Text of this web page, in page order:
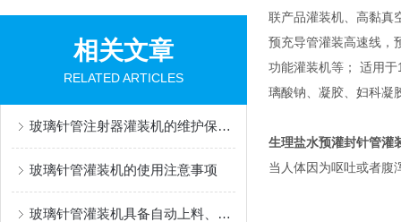
相关文章
RELATED ARTICLES
玻璃针管注射器灌装机的维护保养方法
玻璃针管灌装机的使用注意事项
玻璃针管灌装机具备自动上料、灌装、封口功能
联产品灌装机、高黏真
预充导管灌装高速线，
功能灌装机等； 适用
璃酸钠、凝胶、妇科凝
生理盐水预灌封针管灌
当人体因为呕吐或者腹